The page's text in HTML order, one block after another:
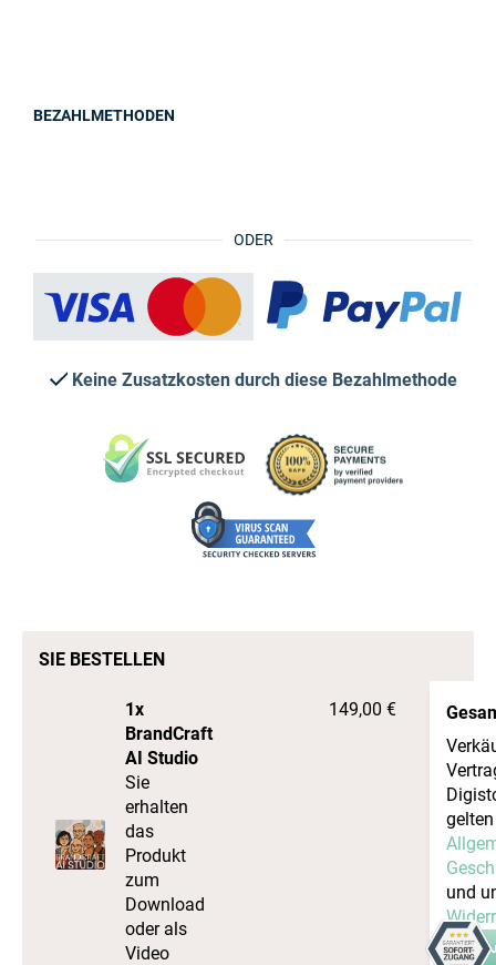
ODER
BEZAHLMETHODEN
Keine Zusatzkosten durch diese Bezahlmethode
SIE BESTELLEN
1x
BrandCraft
AI Studio
Sie
erhalten
das
Produkt
zum
Download
oder als
Video
149,00 €
und